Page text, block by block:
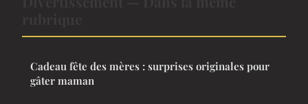
Cadeau fête des mères : surprises originales pour
gâter maman